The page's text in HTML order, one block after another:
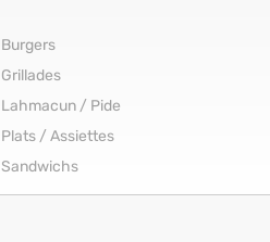
Burgers
Grillades
Lahmacun / Pide
Plats / Assiettes
Sandwichs